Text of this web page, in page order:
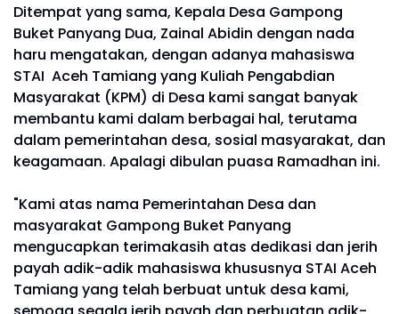
Ditempat yang sama, Kepala Desa Gampong
Buket Panyang Dua, Zainal Abidin dengan nada
haru mengatakan, dengan adanya mahasiswa
STAI Aceh Tamiang yang Kuliah Pengabdian
Masyarakat (KPM) di Desa kami sangat banyak
membantu kami dalam berbagai hal, terutama
dalam pemerintahan desa, sosial masyarakat, dan
keagamaan. Apalagi dibulan puasa Ramadhan ini.
"Kami atas nama Pemerintahan Desa dan
masyarakat Gampong Buket Panyang
mengucapkan terimakasih atas dedikasi dan jerih
payah adik-adik mahasiswa khususnya STAI Aceh
Tamiang yang telah berbuat untuk desa kami,